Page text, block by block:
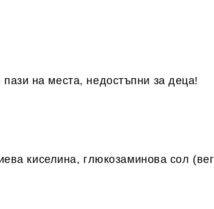
на места, недостъпни за деца!
киселина, глюкозаминова сол